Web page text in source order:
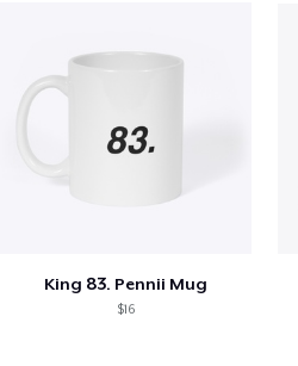
King 83. Pennii Mug
$16